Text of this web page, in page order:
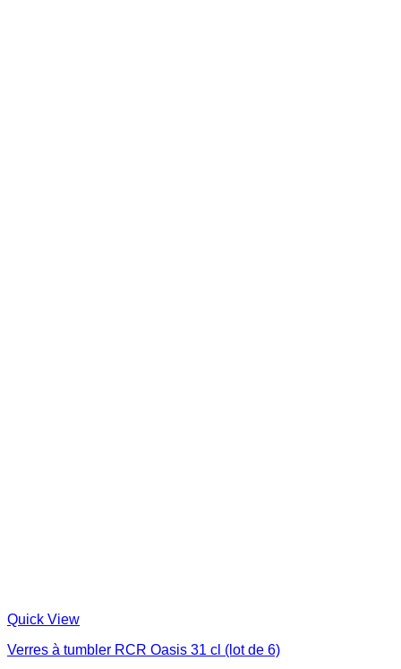
Quick View
Verres à tumbler RCR Oasis 31 cl (lot de 6)